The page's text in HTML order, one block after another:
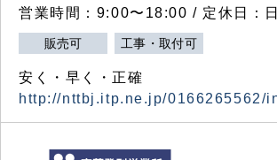
営業時間：9:00〜18:00 / 定休日：
販売可 工事・取付可
安く・早く・正確
http://nttbj.itp.ne.jp/0166265562/